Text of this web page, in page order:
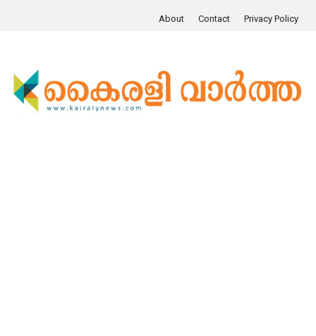
About Contact Privacy Policy